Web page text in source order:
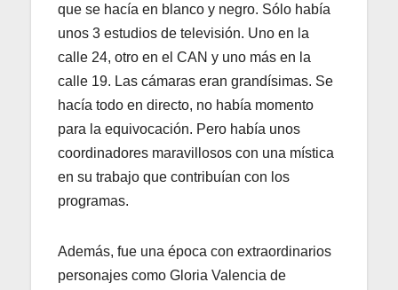
que se hacía en blanco y negro. Sólo había
unos 3 estudios de televisión. Uno en la
calle 24, otro en el CAN y uno más en la
calle 19. Las cámaras eran grandísimas. Se
hacía todo en directo, no había momento
para la equivocación. Pero había unos
coordinadores maravillosos con una mística
en su trabajo que contribuían con los
programas.
Además, fue una época con extraordinarios
personajes como Gloria Valencia de